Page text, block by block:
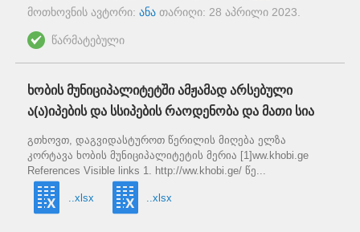
მოთხოვნის ავტორი: ანა თარიღი: 28 აპრილი 2023
წარმატებული
ხობის მუნიციპალიტეტში ამჟამად არსებული
ა(ა)იპების და სსიპების რაოდენობა და მათი სია
გთხოვთ, დაგვიდასტუროთ წერილის მიღება ელზა
კორტავა ხობის მუნიციპალიტეტის მერია [1]ww.khobi.ge
References Visible links 1. http://ww.khobi.ge/ წე...
..xlsx ..xlsx